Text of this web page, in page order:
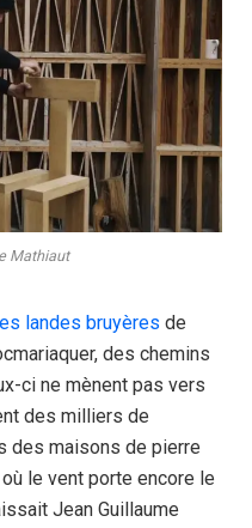
Mathiaut
landes bruyères de
des chemins
ci ne mènent pas vers
des milliers de
des maisons de pierre
le vent porte encore le
Jean Guillaume